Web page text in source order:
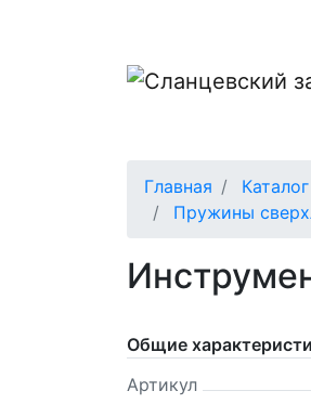
Главная Каталог
Пружины
Общие
Артикул